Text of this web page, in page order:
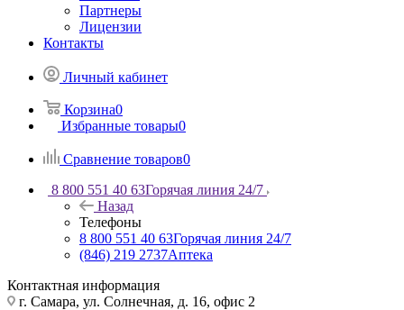
Партнеры
Лицензии
Контакты
Личный кабинет
Корзина0
Избранные товары0
Сравнение товаров0
8 800 551 40 63Горячая линия 24/7
Назад
Телефоны
8 800 551 40 63Горячая линия 24/7
(846) 219 2737Аптека
Контактная информация
г. Самара, ул. Солнечная, д. 16, офис 2